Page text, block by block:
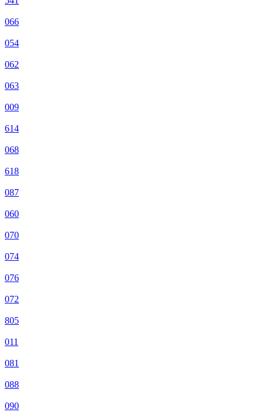
066
054
062
063
009
614
068
618
087
060
070
074
076
072
805
011
081
088
090